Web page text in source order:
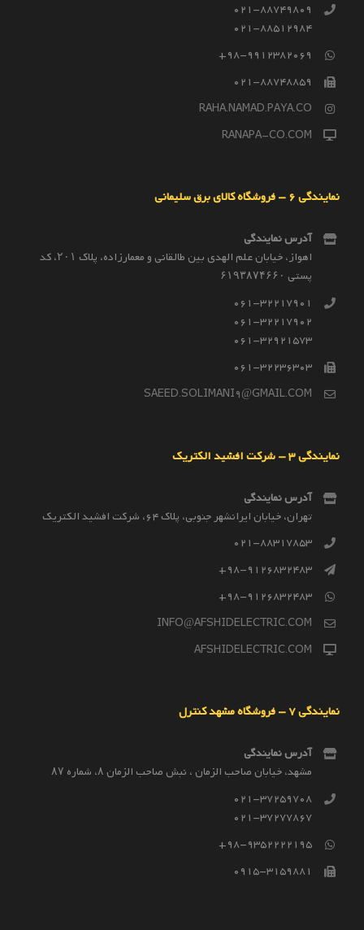
021-88749809
021-88512984
98-9912382069+
021-88748859
RAHA.NAMAD.PAYA.CO
RANAPA-CO.COM
نمایندگی 6 – فروشگاه کالای برق سلیمانی
آدرس نمایندگی
اهواز، خیابان علم الهدی بین طالقانی و معمارزاده، پلاک ۲۰۱، کد
پستی ۶۱۹۳۸۷۴۶۶۰
061-32217901
061-32217902
061-32921573
061-32236303
SAEED.SOLIMANI9@GMAIL.COM
نمایندگی 3 – شرکت افشید الکتریک
آدرس نمایندگی
تهران، خیابان ایرانشهر جنوبی، پلاک 64، شرکت افشید الکتریک
021-88317853
98-9126832483+
98-9126832483+
INFO@AFSHIDELECTRIC.COM
AFSHIDELECTRIC.COM
نمایندگی 7 – فروشگاه مشهد کنترل
آدرس نمایندگی
مشهد، خیابان صاحب الزمان ، نبش صاحب الزمان ۸، شماره ۸۷
021-37259708
021-37277867
98-9352222195+
0915-3159881